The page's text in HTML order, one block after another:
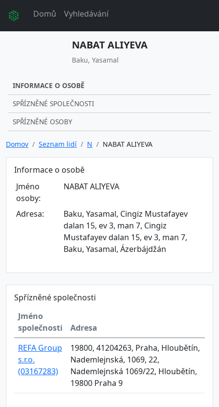
Domů Vyhledávání
NABAT ALIYEVA
Baku, Yasamal
INFORMACE O OSOBĚ
SPŘÍZNĚNÉ SPOLEČNOSTI
SPŘÍZNĚNÉ OSOBY
Domov Seznam lidí N NABAT ALIYEVA
Informace o osobě
Jméno
osoby:
NABAT ALIYEVA
Adresa:
Baku, Yasamal, Cingiz Mustafayev
dalan 15, ev 3, man 7, Cingiz
Mustafayev dalan 15, ev 3, man 7,
Baku, Yasamal, Ázerbájdžán
Spřízněné společnosti
Jméno
společnosti
Adresa
REFA Group
s.r.o.
(03167283)
19800, 41204263, Praha, Hloubětín,
Nademlejnská, 1069, 22,
Nademlejnská 1069/22, Hloubětín,
19800 Praha 9